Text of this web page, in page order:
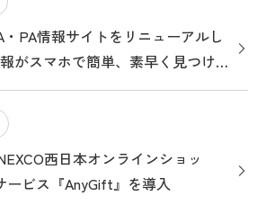
・PA情報サイトをリニューアルし
がスマホで簡単、素早く見つけら
役立ちサイトになります～
西日本オンラインショッ
ービス『AnyGift』を導入